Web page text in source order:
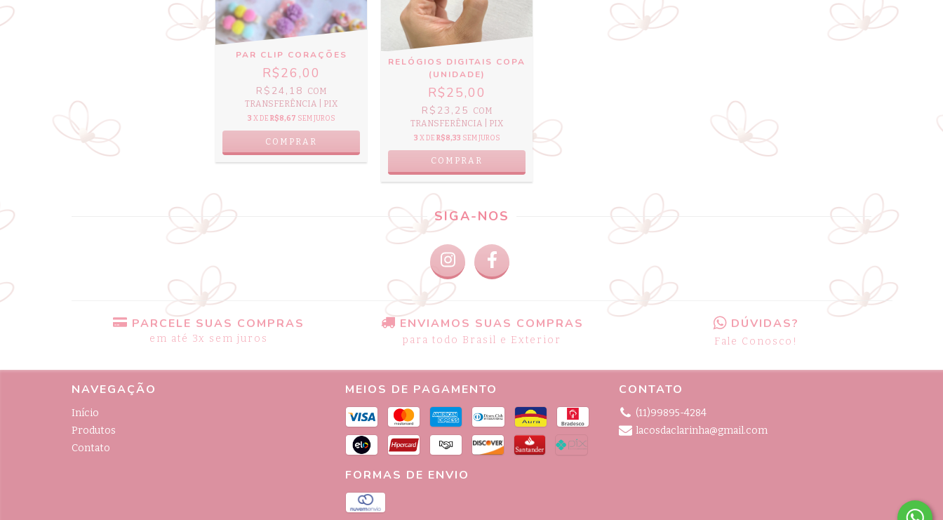
PAR CLIP CORAÇÕES
R$26,00
R$24,18
COM
TRANSFERÊNCIA | PIX
3 X DE R$8,67 SEM JUROS
RELÓGIOS DIGITAIS COPA
(UNIDADE)
R$25,00
R$23,25
COM
TRANSFERÊNCIA | PIX
3 X DE R$8,33 SEM JUROS
COMPRAR
SIGA-NOS
PARCELE SUAS COMPRAS
em até 3x sem juros
ENVIAMOS SUAS COMPRAS
para todo Brasil e Exterior
DÚVIDAS?
Fale Conosco!
NAVEGAÇÃO
Início
Produtos
Contato
MEIOS DE PAGAMENTO
FORMAS DE ENVIO
CONTATO
(11)99895-4284
lacosdaclarinha@gmail.com